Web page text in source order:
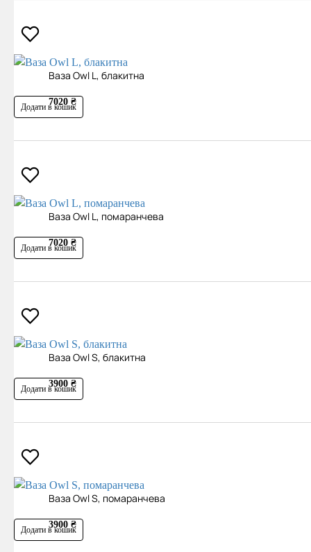
Ваза Owl L, блакитна
7020 ₴
Додати в кошик
Ваза Owl L, помаранчева
7020 ₴
Додати в кошик
Ваза Owl S, блакитна
3900 ₴
Додати в кошик
Ваза Owl S, помаранчева
3900 ₴
Додати в кошик